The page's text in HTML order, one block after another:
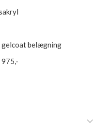
gelcoat belægning